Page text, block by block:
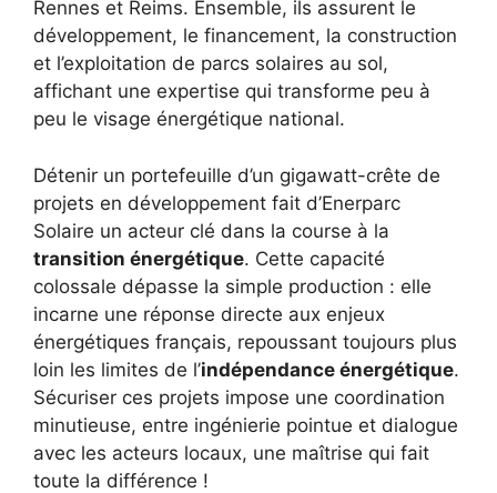
Rennes et Reims. Ensemble, ils assurent le
développement, le financement, la construction
et l’exploitation de parcs solaires au sol,
affichant une expertise qui transforme peu à
peu le visage énergétique national.
Détenir un portefeuille d’un gigawatt-crête de
projets en développement fait d’Enerparc
Solaire un acteur clé dans la course à la
transition énergétique. Cette capacité
colossale dépasse la simple production : elle
incarne une réponse directe aux enjeux
énergétiques français, repoussant toujours plus
loin les limites de l’indépendance énergétique.
Sécuriser ces projets impose une coordination
minutieuse, entre ingénierie pointue et dialogue
avec les acteurs locaux, une maîtrise qui fait
toute la différence !